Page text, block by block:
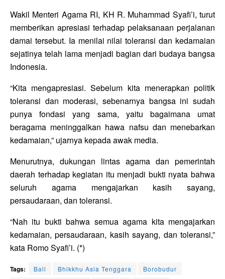
Wakil Menteri Agama RI, KH R. Muhammad Syafi’i, turut
memberikan apresiasi terhadap pelaksanaan perjalanan
damai tersebut. Ia menilai nilai toleransi dan kedamaian
sejatinya telah lama menjadi bagian dari budaya bangsa
Indonesia.
“Kita mengapresiasi. Sebelum kita menerapkan politik
toleransi dan moderasi, sebenarnya bangsa ini sudah
punya fondasi yang sama, yaitu bagaimana umat
beragama meninggalkan hawa nafsu dan menebarkan
kedamaian,” ujarnya kepada awak media.
Menurutnya, dukungan lintas agama dan pemerintah
daerah terhadap kegiatan itu menjadi bukti nyata bahwa
seluruh agama mengajarkan kasih sayang,
persaudaraan, dan toleransi.
“Nah itu bukti bahwa semua agama kita mengajarkan
kedamaian, persaudaraan, kasih sayang, dan toleransi,”
kata Romo Syafi’i. (*)
Tags: Bali Bhikkhu Asia Tenggara
Borobudur